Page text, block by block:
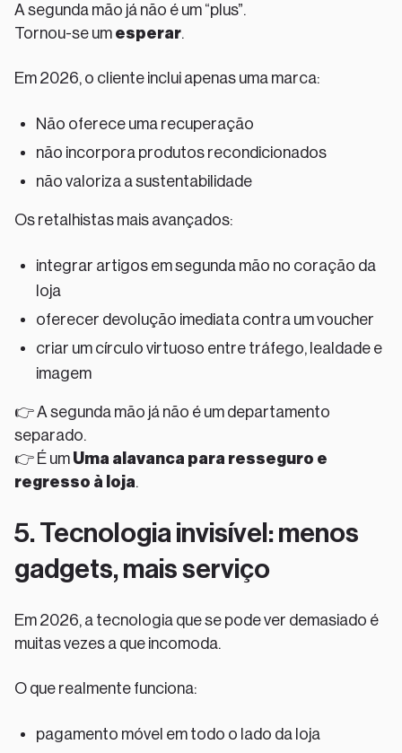
A segunda mão já não é um “plus”.
Tornou-se um esperar.
Em 2026, o cliente inclui apenas uma marca:
Não oferece uma recuperação
não incorpora produtos recondicionados
não valoriza a sustentabilidade
Os retalhistas mais avançados:
integrar artigos em segunda mão no coração da
loja
oferecer devolução imediata contra um voucher
criar um círculo virtuoso entre tráfego, lealdade e
imagem
👉 A segunda mão já não é um departamento
separado.
👉 É um Uma alavanca para resseguro e
regresso à loja.
5. Tecnologia invisível: menos
gadgets, mais serviço
Em 2026, a tecnologia que se pode ver demasiado é
muitas vezes a que incomoda.
O que realmente funciona:
pagamento móvel em todo o lado da loja